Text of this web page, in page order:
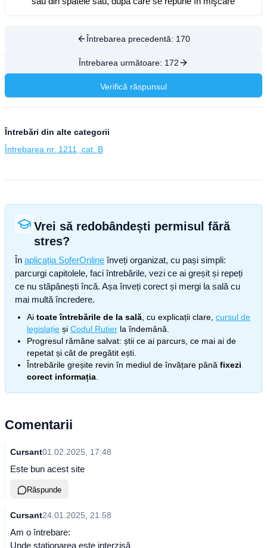
Întrebarea precedentă: 170
Întrebarea următoare: 172
Verifică răspunsul
Întrebări din alte categorii
Întrebarea nr. 1211, cat. B
Vrei să redobândești permisul fără
stres?
În aplicația SoferOnline înveți organizat, cu pași simpli:
parcurgi capitolele, faci întrebările, vezi ce ai greșit și repeți
ce nu stăpânești încă. Așa înveți corect și mergi la sală cu
mai multă încredere.
Ai toate întrebările de la sală , cu explicații clare, cursul de
legislație și Codul Rutier la îndemână.
Progresul rămâne salvat: știi ce ai parcurs, ce mai ai de
repetat și cât de pregătit ești.
Întrebările greșite revin în mediul de învățare până fixezi
corect informația
Comentarii
Cursant01.02.2025, 17:48
Este bun acest site
Răspunde
Cursant24.01.2025, 21:58
Am o întrebare:
Unde staționarea este interzisă